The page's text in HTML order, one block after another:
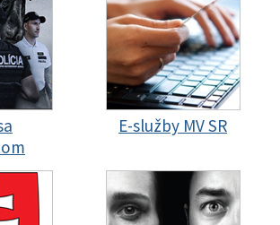
E-služby MV SR